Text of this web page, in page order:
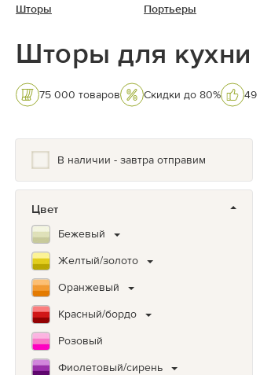
Шторы Портьеры
Шторы для кухни
75 000 товаров Скидки до 80% 49
В наличии - завтра отправим
Цвет
Бежевый
Желтый/золото
Оранжевый
Красный/бордо
Розовый
Фиолетовый/сирень